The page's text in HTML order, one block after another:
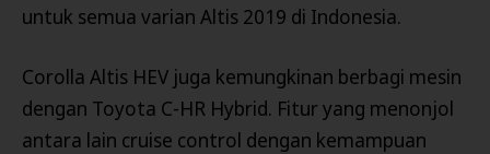
untuk semua varian Altis 2019 di Indonesia.
Corolla Altis HEV juga kemungkinan berbagi mesin
dengan Toyota C-HR Hybrid. Fitur yang menonjol
antara lain cruise control dengan kemampuan